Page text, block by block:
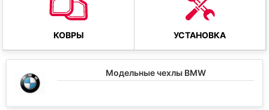
КОВРЫ УСТАНОВКА
Модельные чехлы BMW